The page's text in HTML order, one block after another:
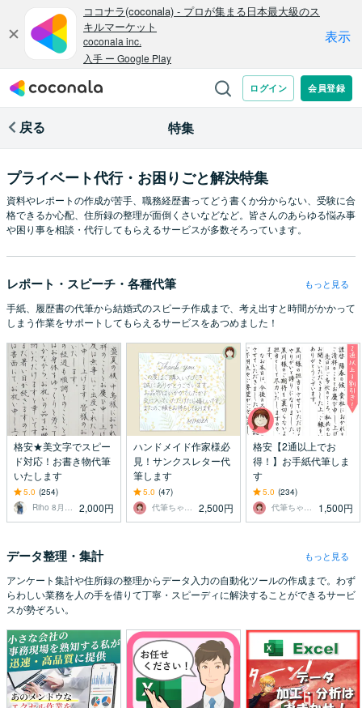
特集
戻る
プライベート代行・お困りごと解決特集
資料やレポートの作成が苦手、職務経歴書ってどう書くか分からない、受験に合
格できるか心配、住所録の整理が面倒くさいなどなど。皆さんのあらゆる悩み事
や困り事を相談・代行してもらえるサービスが多数そろっています。
レポート・スピーチ・各種代筆 もっと見る
手紙、履歴書の代筆から結婚式のスピーチ作成まで、考え出すと時間がかかって
しまう作業をサポートしてもらえるサービスをあつめました！
格安★美文字でスピー
ド対応！お書き物代筆
いたします
5.0 (254)
Riho 8月18日〜受付一時休止
2,000円
ハンドメイド作家様必
見！サンクスレター代
筆します
5.0 (47)
代筆ちゃん☆3500通以上の代筆実績！
2,500円
格安【2通以上でお
得！】お手紙代筆しま
す
5.0 (234)
代筆ちゃん☆3500通以上の代筆実績！
1,500円
データ整理・集計 もっと見る
アンケート集計や住所録の整理からデータ入力の自動化ツールの作成まで。わず
らわしい業務を人の手を借りて丁寧・スピーディに解決することができるサービ
スが勢ぞろい。